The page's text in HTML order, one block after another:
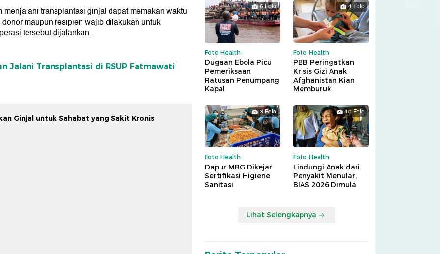
transplantasi ginjal dapat memakan waktu
maupun resipien wajib dilakukan untuk
tersebut dijalankan.
Jalani Transplantasi di RSUP Fatmawati
Ginjal untuk Sahabat yang Sakit Kronis
6 Foto
Foto Health
Dugaan Ebola Picu
Pemeriksaan
Ratusan Penumpang
Kapal
4 Foto
Foto Health
PBB Peringatkan
Krisis Gizi Anak
Afghanistan Kian
Memburuk
3 Foto
Foto Health
Dapur MBG Dikejar
Sertifikasi Higiene
Sanitasi
10 Foto
Foto Health
Lindungi Anak dari
Penyakit Menular,
BIAS 2026 Dimulai
Lihat Selengkapnya